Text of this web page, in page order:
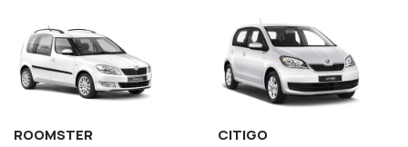
ROOMSTER
CITIGO